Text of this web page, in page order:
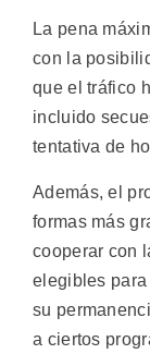
La pena
con la
que el tráfico
incluido
tentativa de
Además, el
formas más
cooperar con
elegibles
su
a ciertos